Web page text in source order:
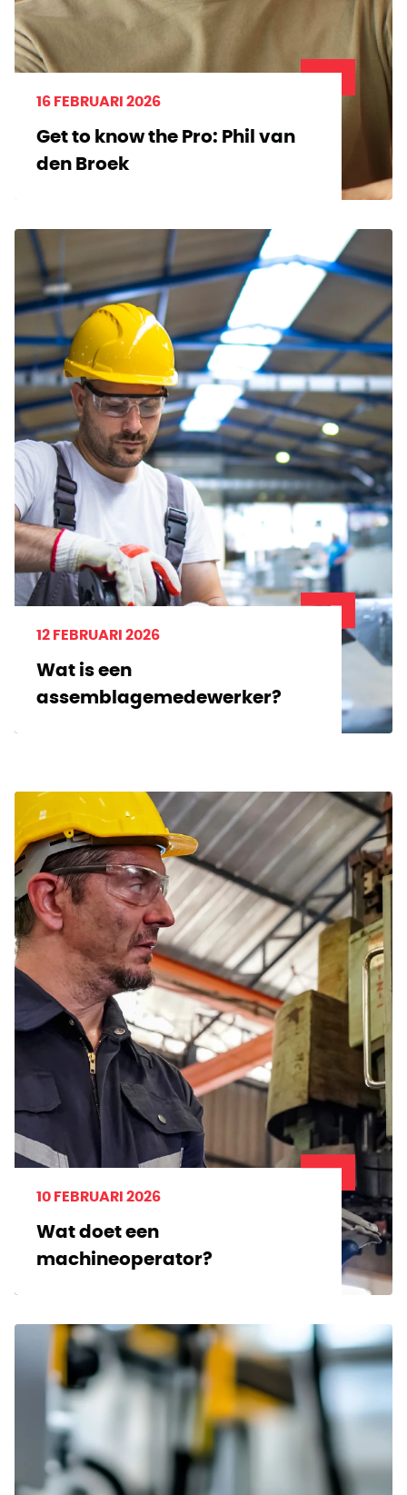
16 FEBRUARI 2026
Get to know the Pro: Phil van
den Broek
12 FEBRUARI 2026
Wat is een
assemblagemedewerker?
11 FEBRUARI 2026
WAT IS
PLOEGENDIENST?
Lees meer
10 FEBRUARI 2026
Wat doet een
machineoperator?